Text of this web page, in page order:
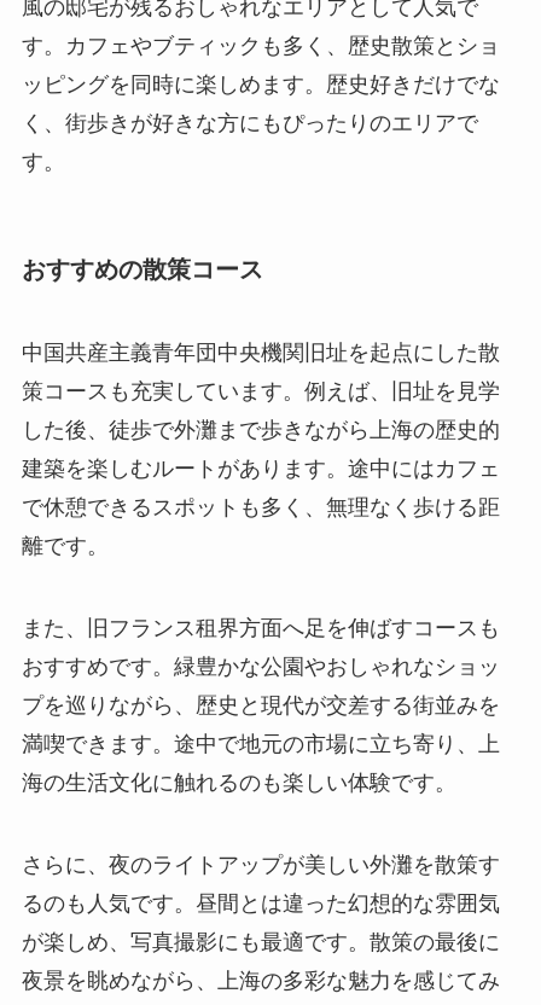
風の邸宅が残るおしゃれなエリアとして人気で
す。カフェやブティックも多く、歴史散策とショ
ッピングを同時に楽しめます。歴史好きだけでな
く、街歩きが好きな方にもぴったりのエリアで
す。
おすすめの散策コース
中国共産主義青年団中央機関旧址を起点にした散
策コースも充実しています。例えば、旧址を見学
した後、徒歩で外灘まで歩きながら上海の歴史的
建築を楽しむルートがあります。途中にはカフェ
で休憩できるスポットも多く、無理なく歩ける距
離です。
また、旧フランス租界方面へ足を伸ばすコースも
おすすめです。緑豊かな公園やおしゃれなショッ
プを巡りながら、歴史と現代が交差する街並みを
満喫できます。途中で地元の市場に立ち寄り、上
海の生活文化に触れるのも楽しい体験です。
さらに、夜のライトアップが美しい外灘を散策す
るのも人気です。昼間とは違った幻想的な雰囲気
が楽しめ、写真撮影にも最適です。散策の最後に
夜景を眺めながら、上海の多彩な魅力を感じてみ